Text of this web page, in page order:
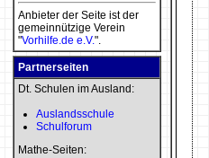
Anbieter der Seite ist der
gemeinnützige Verein
"Vorhilfe.de e.V.".
Partnerseiten
Dt. Schulen im Ausland:
Auslandsschule
Schulforum
Mathe-Seiten: